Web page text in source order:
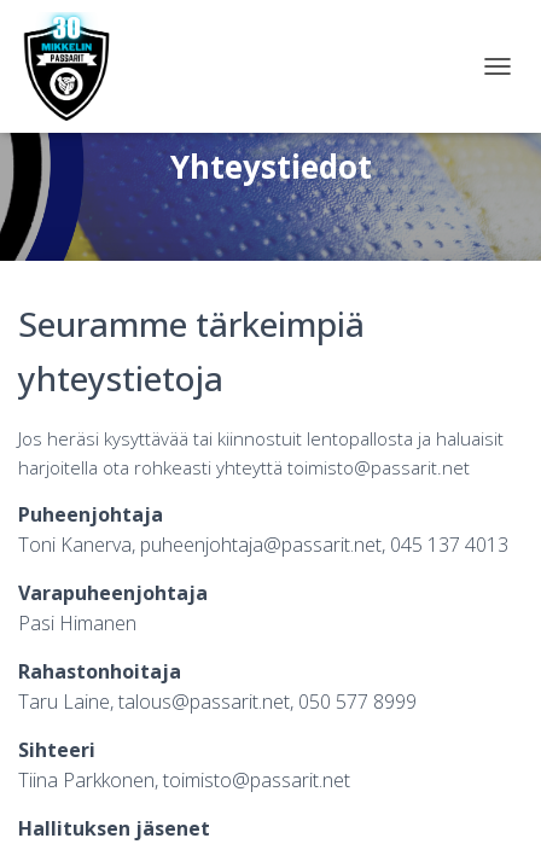
V
I
N
E
/
S
Yhteystiedot
Seuramme tärkeimpiä
yhteystietoja
Jos heräsi kysyttävää tai kiinnostuit lentopallosta ja haluaisit
harjoitella ota rohkeasti yhteyttä toimisto@passarit.net
Puheenjohtaja
Toni Kanerva, puheenjohtaja@passarit.net, 045 137 4013
Varapuheenjohtaja
Pasi Himanen
Rahastonhoitaja
Taru Laine, talous@passarit.net, 050 577 8999
Sihteeri
Tiina Parkkonen, toimisto@passarit.net
Hallituksen jäsenet